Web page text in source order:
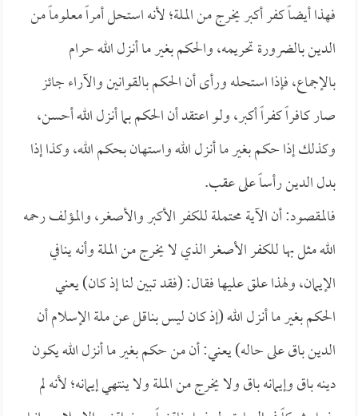
فهذا أيضاً كفر أكبر يخرج من الملة؛ لأنه استحل أمراً معلوماً من
الدين بالضرورة تحريمه، والحكم بغير ما أنزل الله حرام
بالإجماع، فإذا استحله ورأى أن الحكم بالقوانين والآراء جائز
صار كافراً كفراً أكبر، ولو اعتقد أن الحكم بما أنزل الله أحسن،
وكذلك إذا حكم بغير ما أنزل الله واستهان بحكم الله، وكذا إذا
بدل الدين رأساً على عقب.
فالمقصود: أن الآية محتملة للكفر الأكبر والأصغر، والمؤلف رحمه
الله مثل بها للكفر الأصغر الذي لا يخرج من الملة وأنه ينافي
الإيمان، ولهذا علق عليها فقال: (فقد تبين لنا إذ كان) يعني
الحكم بغير ما أنزل الله (إذ كان ليس بناقل عن ملة الإسلام أن
الدين باق على حاله) يعني: أن من حكم بغير ما أنزل الله يكون
دينه باق وإيمانه باق ولا يخرج من الملة ولا ينتهي إيمانه؛ لأنه لم